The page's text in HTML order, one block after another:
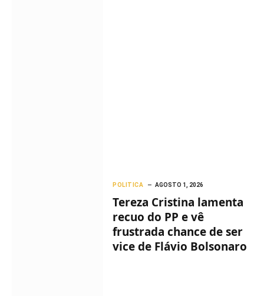
POLITICA AGOSTO 1, 2026
Tereza Cristina lamenta
recuo do PP e vê
frustrada chance de ser
vice de Flávio Bolsonaro